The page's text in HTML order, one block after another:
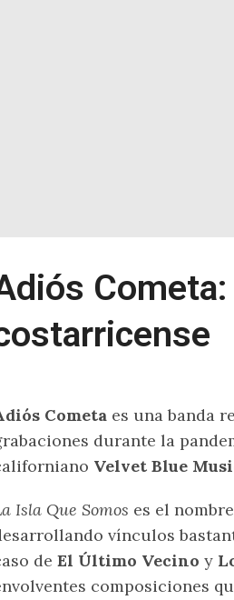
Cometa es una banda
durante la
Velvet Blue
Isla Que Somos es el
vínculos
de El Último Vecino y
composiciones